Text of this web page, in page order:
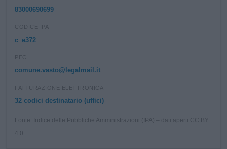
83000690699
CODICE IPA
c_e372
PEC
comune.vasto@legalmail.it
FATTURAZIONE ELETTRONICA
32 codici destinatario (uffici)
Fonte: Indice delle Pubbliche Amministrazioni (IPA) – dati aperti CC BY